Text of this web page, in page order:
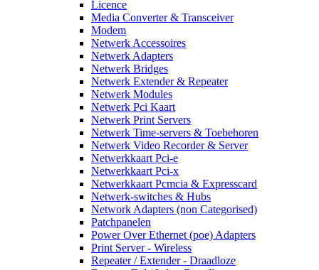
Licence
Media Converter & Transceiver
Modem
Netwerk Accessoires
Netwerk Adapters
Netwerk Bridges
Netwerk Extender & Repeater
Netwerk Modules
Netwerk Pci Kaart
Netwerk Print Servers
Netwerk Time-servers & Toebehoren
Netwerk Video Recorder & Server
Netwerkkaart Pci-e
Netwerkkaart Pci-x
Netwerkkaart Pcmcia & Expresscard
Netwerk-switches & Hubs
Network Adapters (non Categorised)
Patchpanelen
Power Over Ethernet (poe) Adapters
Print Server - Wireless
Repeater / Extender - Draadloze